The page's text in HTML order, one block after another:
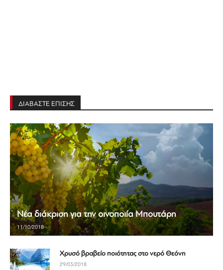
ΔΙΑΒΑΣΤΕ ΕΠΙΣΗΣ
Νέα διάκριση για την οινοποιία Μπουτάρη
11/10/2018
Χρυσό βραβείο ποιότητας στο νερό Θεόνη
29/03/2018